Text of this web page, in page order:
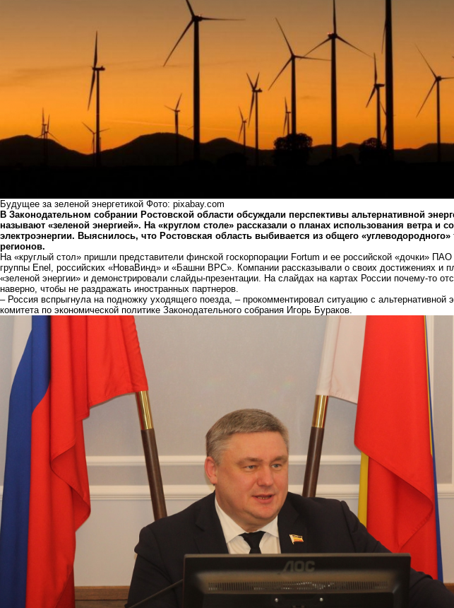
Будущее за зеленой энергетикой Фото: pixabay.com
В Законодательном собрании Ростовской области обсуждали перспективы альтернативной
называют «зеленой энергией». На «круглом столе» рассказали о планах использования ветра и
электроэнергии. Выяснилось, что Ростовская область выбивается из общего «углеводородного»
регионов.
На «круглый стол» пришли представители финской госкорпорации Fortum и ее российской «дочки»
группы Enel, российских «НоваВинд» и «Башни ВРС». Компании рассказывали о своих достижениях и
«зеленой энергии» и демонстрировали слайды-презентации. На слайдах на картах России почему-то
наверно, чтобы не раздражать иностранных партнеров.
– Россия вспрыгнула на подножку уходящего поезда, – прокомментировал ситуацию с альтернативной
комитета по экономической политике Законодательного собрания Игорь Бураков.